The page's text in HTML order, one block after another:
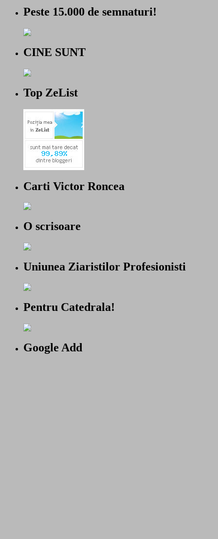
Peste 15.000 de semnaturi!
CINE SUNT
Top ZeList
Carti Victor Roncea
O scrisoare
Uniunea Ziaristilor Profesionisti
Pentru Catedrala!
Google Add